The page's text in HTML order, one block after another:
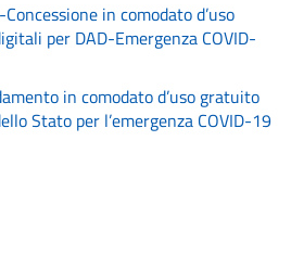
in comodato d’uso
per DAD-Emergenza COVID-
in comodato d’uso gratuito
Stato per l’emergenza COVID-19